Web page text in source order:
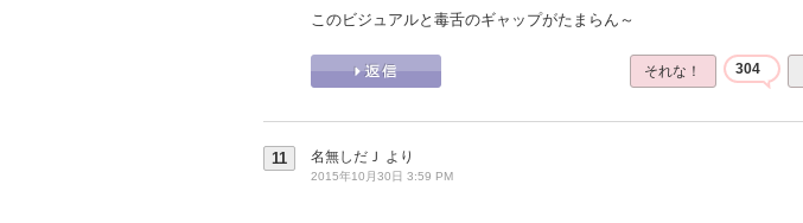
このビジュアルと毒舌のギャップがたまらん～
それな！ 304
11 名無しだＪ より
2015年10月30日 3:59 PM